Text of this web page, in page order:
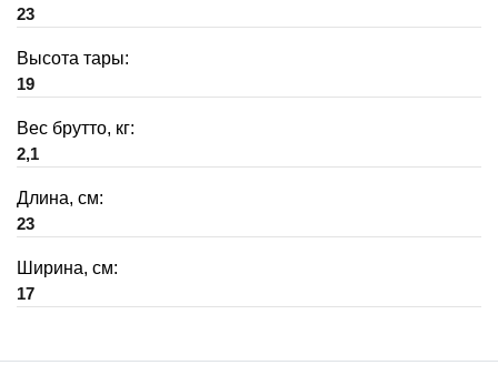
23
Высота тары:
19
Вес брутто, кг:
2,1
Длина, см:
23
Ширина, см:
17